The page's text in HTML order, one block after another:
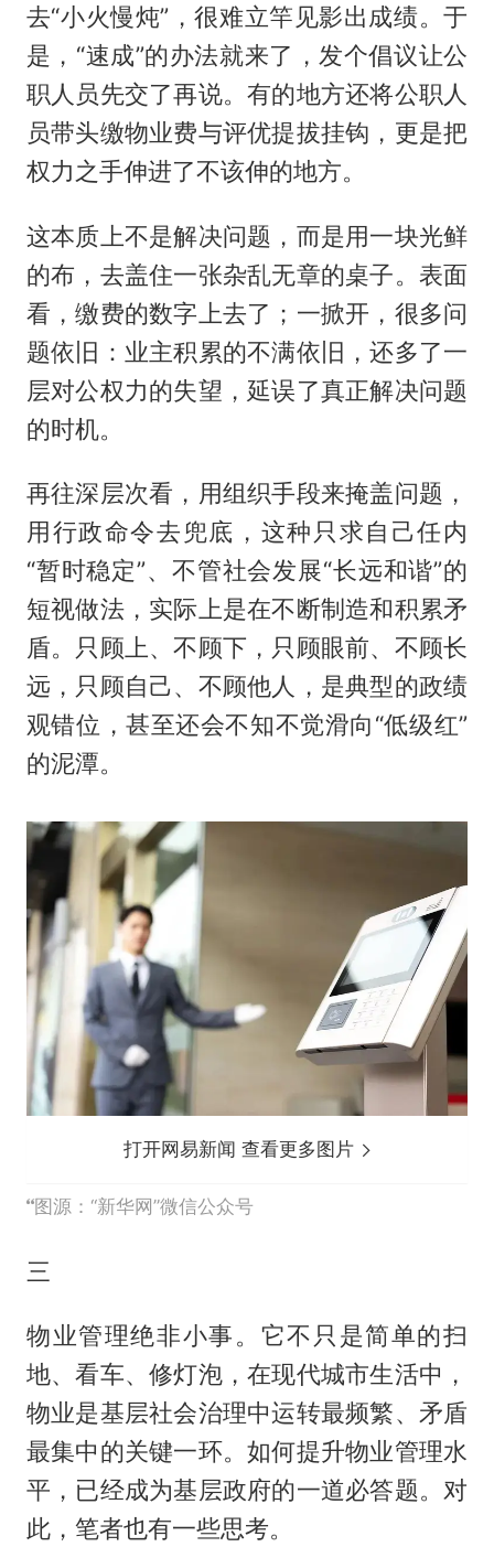
去“小火慢炖”，很难立竿见影出成绩。于
是，“速成”的办法就来了，发个倡议让公
职人员先交了再说。有的地方还将公职人
员带头缴物业费与评优提拔挂钩，更是把
权力之手伸进了不该伸的地方。
这本质上不是解决问题，而是用一块光鲜
的布，去盖住一张杂乱无章的桌子。表面
看，缴费的数字上去了；一掀开，很多问
题依旧：业主积累的不满依旧，还多了一
层对公权力的失望，延误了真正解决问题
的时机。
再往深层次看，用组织手段来掩盖问题，
用行政命令去兜底，这种只求自己任内
“暂时稳定”、不管社会发展“长远和谐”的
短视做法，实际上是在不断制造和积累矛
盾。只顾上、不顾下，只顾眼前、不顾长
远，只顾自己、不顾他人，是典型的政绩
观错位，甚至还会不知不觉滑向“低级红”
的泥潭。
打开网易新闻 查看更多图片
图源：“新华网”微信公众号
三
物业管理绝非小事。它不只是简单的扫
地、看车、修灯泡，在现代城市生活中，
物业是基层社会治理中运转最频繁、矛盾
最集中的关键一环。如何提升物业管理水
平，已经成为基层政府的一道必答题。对
此，笔者也有一些思考。